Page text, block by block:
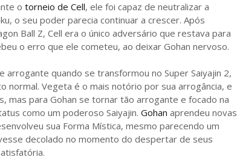
o torneio de Cell, ele foi capaz de neutralizar a
o seu poder parecia continuar a crescer. Após
Ball Z, Cell era o único adversário que restava para
o erro que ele cometeu, ao deixar Gohan nervoso.
arrogante quando se transformou no Super Saiyajin 2,
Vegeta é o mais notório por sua arrogância, e
mas para Gohan se tornar tão arrogante e focado na
como um poderoso Saiyajin. Gohan aprendeu novas
sua Forma Mística, mesmo parecendo um
decolado no momento do despertar de seus